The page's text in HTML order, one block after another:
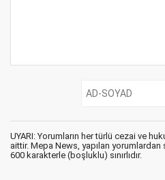
UYARI: Yorumların her türlü cezai ve
aittir. Mepa News, yapılan
600 karakterle (boşluklu) sınırlıdır.